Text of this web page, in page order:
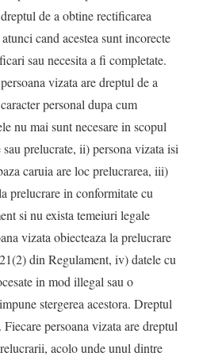
de a obtine rectificarea
cand acestea sunt incorecte
sau necesita a fi completate.
vizata are dreptul de a
personal dupa cum
nu mai sunt necesare in scopul
prelucrate, ii) persona vizata isi
caruia are loc prelucrarea, iii)
prelucrare in conformitate cu
si nu exista temeiuri legale
vizata obiecteaza la prelucrare
din Regulament, iv) datele cu
in mod illegal sau o
stergerea acestora. Dreptul
persoana vizata are dreptul
acolo unde unul dintre